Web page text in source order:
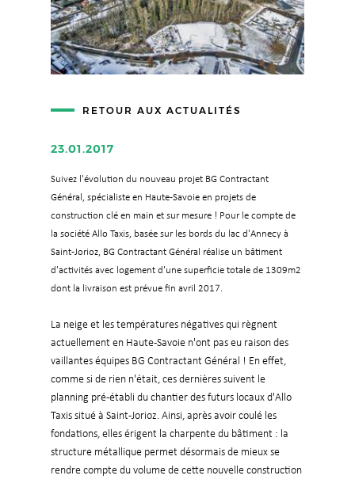
RETOUR AUX ACTUALITÉS
23.01.2017
Suivez l'évolution du nouveau projet BG Contractant
Général, spécialiste en Haute-Savoie en projets de
construction clé en main et sur mesure ! Pour le compte de
la société Allo Taxis, basée sur les bords du lac d'Annecy à
Saint-Jorioz, BG Contractant Général réalise un bâtiment
d'activités avec logement d'une superficie totale de 1309m2
dont la livraison est prévue fin avril 2017.
La neige et les températures négatives qui règnent
actuellement en Haute-Savoie n'ont pas eu raison des
vaillantes équipes BG Contractant Général ! En effet,
comme si de rien n'était, ces dernières suivent le
planning pré-établi du chantier des futurs locaux d'Allo
Taxis situé à Saint-Jorioz. Ainsi, après avoir coulé les
fondations, elles érigent la charpente du bâtiment : la
structure métallique permet désormais de mieux se
rendre compte du volume de cette nouvelle construction